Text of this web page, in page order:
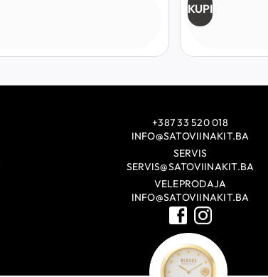
KUPI
+387 33 520 018
INFO@SATOVIINAKIT.BA
SERVIS
SERVIS@SATOVIINAKIT.BA
VELEPRODAJA
INFO@SATOVIINAKIT.BA